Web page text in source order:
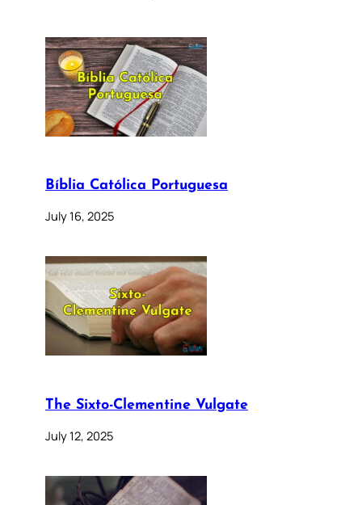
Bíblia Católica Portuguesa
July 16, 2025
The Sixto-Clementine Vulgate
July 12, 2025